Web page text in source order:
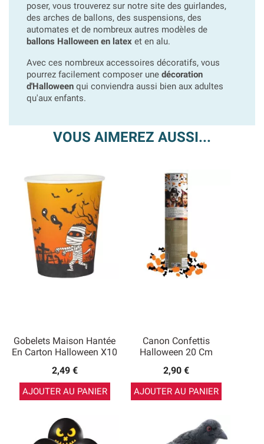
poser, vous trouverez sur notre site des guirlandes,
des arches de ballons, des suspensions, des
automates et de nombreux autres modèles de
ballons Halloween en latex et en alu.
Avec ces nombreux accessoires décoratifs, vous
pourrez facilement composer une décoration
d'Halloween qui conviendra aussi bien aux adultes
qu'aux enfants.
VOUS AIMEREZ AUSSI...
Gobelets Maison Hantée
En Carton Halloween X10
2,49 €
AJOUTER AU PANIER
Canon Confettis
Halloween 20 Cm
2,90 €
AJOUTER AU PANIER